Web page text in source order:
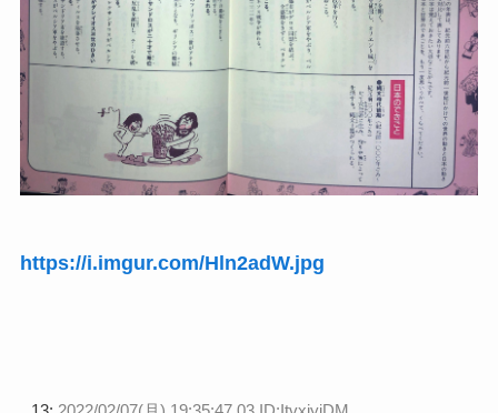
https://i.imgur.com/Hln2adW.jpg